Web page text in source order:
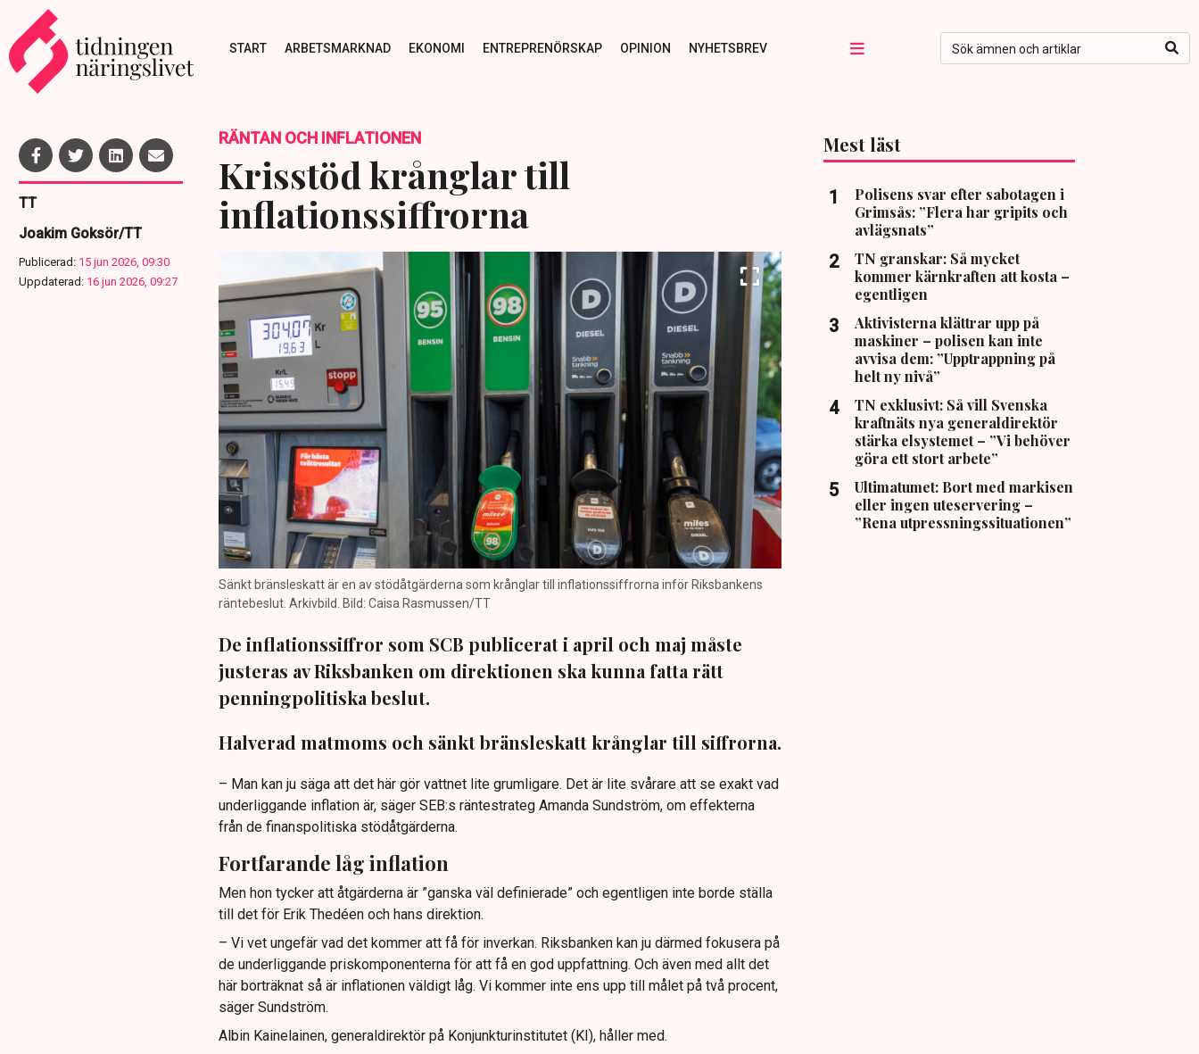
START ARBETSMARKNAD EKONOMI ENTREPRENÖRSKAP OPINION NYHETSBREV
TT
Joakim Goksör/TT
Publicerad: 15 jun 2026, 09:30
Uppdaterad: 16 jun 2026, 09:27
RÄNTAN OCH INFLATIONEN
Krisstöd krånglar till
inflationssiffrorna
Sänkt bränsleskatt är en av stödåtgärderna som krånglar till inflationssiffrorna inför Riksbankens
räntebeslut. Arkivbild. Bild: Caisa Rasmussen/TT
De inflationssiffror som SCB publicerat i april och maj måste
justeras av Riksbanken om direktionen ska kunna fatta rätt
penningpolitiska beslut.
Halverad matmoms och sänkt bränsleskatt krånglar till siffrorna.
– Man kan ju säga att det här gör vattnet lite grumligare. Det är lite svårare att se exakt vad
underliggande inflation är, säger SEB:s räntestrateg Amanda Sundström, om effekterna
från de finanspolitiska stödåtgärderna.
Fortfarande låg inflation
Men hon tycker att åtgärderna är ”ganska väl definierade” och egentligen inte borde ställa
till det för Erik Thedéen och hans direktion.
– Vi vet ungefär vad det kommer att få för inverkan. Riksbanken kan ju därmed fokusera på
de underliggande priskomponenterna för att få en god uppfattning. Och även med allt det
här borträknat så är inflationen väldigt låg. Vi kommer inte ens upp till målet på två procent,
säger Sundström.
Albin Kainelainen, generaldirektör på Konjunkturinstitutet (KI), håller med.
Mest läst
Polisens svar efter sabotagen i
Grimsås: ”Flera har gripits och
avlägsnats”
TN granskar: Så mycket
kommer kärnkraften att kosta –
egentligen
Aktivisterna klättrar upp på
maskiner – polisen kan inte
avvisa dem: ”Upptrappning på
helt ny nivå”
TN exklusivt: Så vill Svenska
kraftnäts nya generaldirektör
stärka elsystemet – ”Vi behöver
göra ett stort arbete”
Ultimatumet: Bort med markisen
eller ingen uteservering –
”Rena utpressningssituationen”